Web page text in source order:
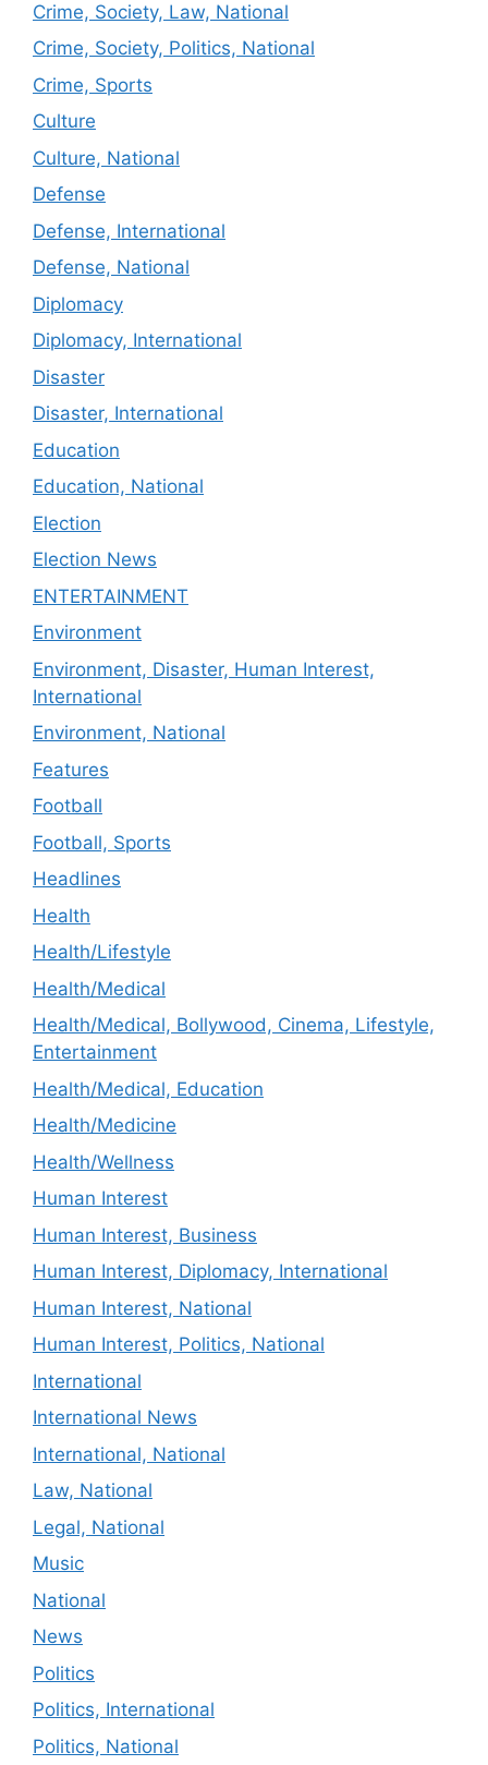
Crime, Society, Law, National
Crime, Society, Politics, National
Crime, Sports
Culture
Culture, National
Defense
Defense, International
Defense, National
Diplomacy
Diplomacy, International
Disaster
Disaster, International
Education
Education, National
Election
Election News
ENTERTAINMENT
Environment
Environment, Disaster, Human Interest,
International
Environment, National
Features
Football
Football, Sports
Headlines
Health
Health/Lifestyle
Health/Medical
Health/Medical, Bollywood, Cinema, Lifestyle,
Entertainment
Health/Medical, Education
Health/Medicine
Health/Wellness
Human Interest
Human Interest, Business
Human Interest, Diplomacy, International
Human Interest, National
Human Interest, Politics, National
International
International News
International, National
Law, National
Legal, National
Music
National
News
Politics
Politics, International
Politics, National